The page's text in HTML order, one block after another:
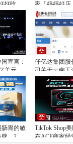
好吃
家「妈妈好店
宣言：
美元
仟亿达集团股
司关于云南玉
肠胃的敏
，2
TikTok Shop
布ACE商家经